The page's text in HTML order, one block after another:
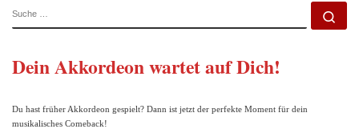
SUCHE
Dein Akkordeon wartet auf Dich!
Du hast früher Akkordeon gespielt? Dann ist jetzt der perfekte Moment für dein
musikalisches Comeback!